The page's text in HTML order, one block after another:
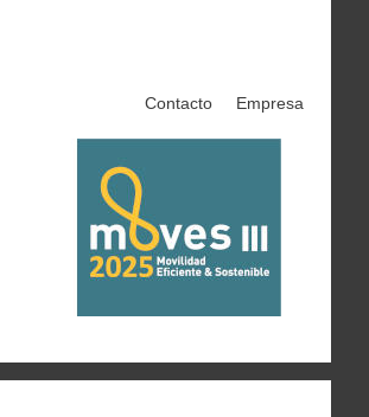
Contacto Empresa